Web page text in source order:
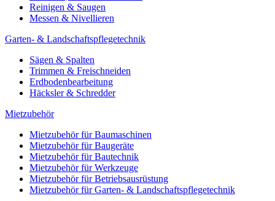
Reinigen & Saugen
Messen & Nivellieren
Garten- & Landschaftspflegetechnik
Sägen & Spalten
Trimmen & Freischneiden
Erdbodenbearbeitung
Häcksler & Schredder
Mietzubehör
Mietzubehör für Baumaschinen
Mietzubehör für Baugeräte
Mietzubehör für Bautechnik
Mietzubehör für Werkzeuge
Mietzubehör für Betriebsausrüstung
Mietzubehör für Garten- & Landschaftspflegetechnik